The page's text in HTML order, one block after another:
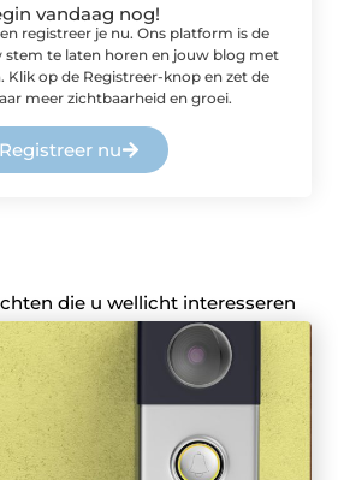
vandaag nog!
registreer je nu. Ons platform is de
stem te laten horen en jouw blog met
Klik op de Registreer-knop en zet de
meer zichtbaarheid en groei.
Registreer nu
die u wellicht interesseren